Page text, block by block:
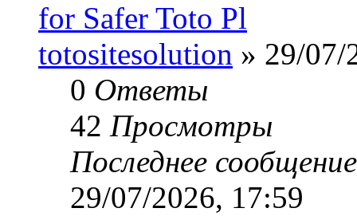
for Safer Toto Pl
totositesolution » 29/07/
0 Ответы
42 Просмотры
Последнее
29/07/2026, 17:59